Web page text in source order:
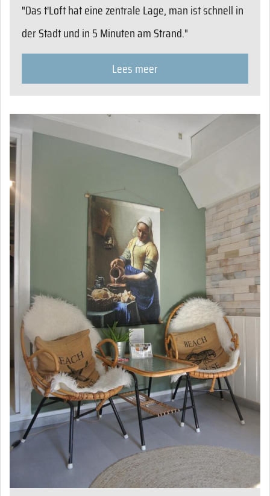
"Das t'Loft hat eine zentrale Lage, man ist schnell in
der Stadt und in 5 Minuten am Strand."
Lees meer